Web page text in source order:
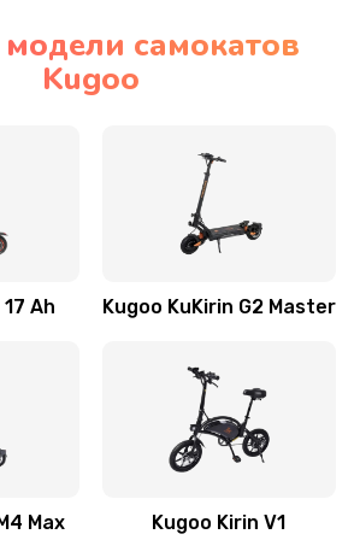
самокатов
Kugoo
Ah Kugoo KuKirin G2 Master
Max Kugoo Kirin V1